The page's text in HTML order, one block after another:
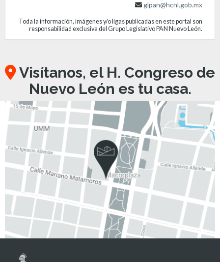
glpan@hcnl.gob.mx
Toda la información, imágenes y/o ligas publicadas en este portal son
responsabilidad exclusiva del Grupo Legislativo PAN Nuevo León.
Visítanos, el H. Congreso de
Nuevo León es tu casa.